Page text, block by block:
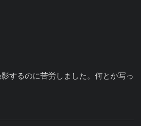
するのに苦労しました。何とか写っ